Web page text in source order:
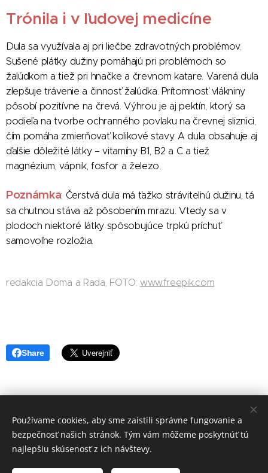
Trónila i v ľudovej medicíne
Dula sa využívala aj pri liečbe zdravotných problémov.
Sušené plátky dužiny pomáhajú pri problémoch so
žalúdkom a tiež pri hnačke a črevnom katare. Varená dula
zlepšuje trávenie a činnosť žalúdka. Prítomnosť vlákniny
pôsobí pozitívne na črevá. Výhrou je aj pektín, ktorý sa
podieľa na tvorbe ochranného povlaku na črevnej sliznici,
čím pomáha zmierňovať kolikové stavy. A dula obsahuje aj
ďalšie dôležité látky – vitamíny B1, B2 a C a tiež
magnézium, vápnik, fosfor a železo.
Poznámka: Čerstvá dula má ťažko stráviteľnú dužinu, tá
sa chutnou stáva až pôsobením mrazu. Vtedy sa v
plodoch niektoré látky spôsobujúce trpkú príchuť
samovoľne rozložia.
redakcia Doma a Rada, FOTO:www.freepik.com
Share
redakcia Doma a Rada
Vytvořeno službouWebnode
Používame cookies, aby sme zaistili správne fungovanie a
bezpečnosť našich stránok. Tým vám môžeme poskytnúť tú
najlepšiu skúsenosť z ich návštevy.